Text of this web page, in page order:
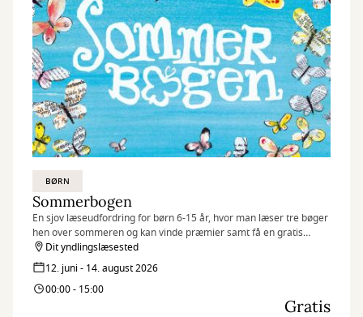
BØRN
Sommerbogen
En sjov læseudfordring for børn 6-15 år, hvor man læser tre bøger
hen over sommeren og kan vinde præmier samt få en gratis
boggave
Dit yndlingslæsested
12. juni - 14. august 2026
00:00 - 15:00
Gratis